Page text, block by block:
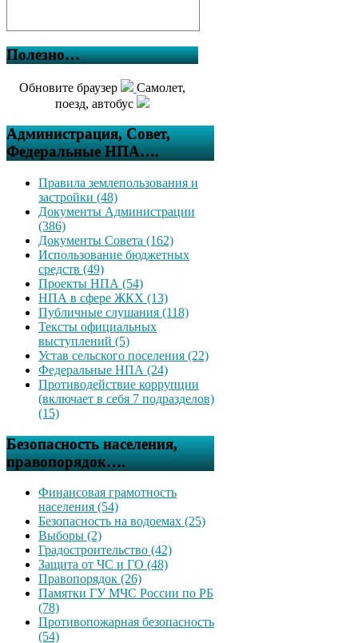
Полезно…
Обновите браузер
Самолет,
поезд, автобус
Администрация, Совет,
Федеральные НПА….
Правила землепользования и
застройки (48)
Документы Администрации
(386)
Документы Совета (162)
Использование бюджетных
средств (49)
Проекты НПА (54)
НПА в сфере ЖКХ (13)
Публичные слушания (118)
Тексты официальных
выступлений (5)
Устав сельского поселения (22)
Федеральные НПА (24)
Противодействие коррупции
(включает в себя 7 подразделов)
(15)
Безопасность населения,
правопорядок….
Финансовая грамотность
населения (54)
Безопасность на водоемах (25)
Выборы (2)
Градостроительство (42)
Защита от ЧС и ГО (48)
Правопорядок (26)
Памятки ГУ МЧС России по РБ
(78)
Противопожарная безопасность
(54)